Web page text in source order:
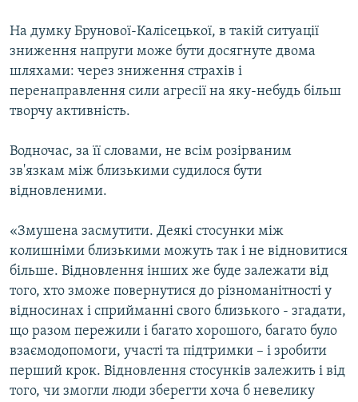
На думку Брунової-Калісецької, в такій ситуації
зниження напруги може бути досягнуте двома
шляхами: через зниження страхів і
перенаправлення сили агресії на яку-небудь більш
творчу активність.
Водночас, за її словами, не всім розірваним
зв'язкам між близькими судилося бути
відновленими.
«Змушена засмутити. Деякі стосунки між
колишніми близькими можуть так і не відновитися
більше. Відновлення інших же буде залежати від
того, хто зможе повернутися до різноманітності у
відносинах і сприйманні свого близького - згадати,
що разом пережили і багато хорошого, багато було
взаємодопомоги, участі та підтримки – і зробити
перший крок. Відновлення стосунків залежить і від
того, чи змогли люди зберегти хоча б невелику